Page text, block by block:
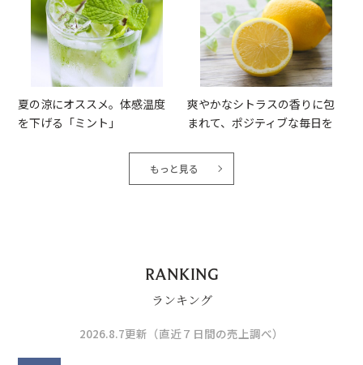
夏の涼にオススメ。体感温度
を下げる「ミント」
爽やかなシトラスの香りに包
まれて、ポジティブな毎日を
もっと見る
RANKING
ランキング
2026.8.7更新（直近７日間の売上調べ）